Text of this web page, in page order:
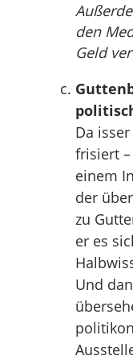
den
Geld
Da
frisiert
einem
der
zu
er es
Und